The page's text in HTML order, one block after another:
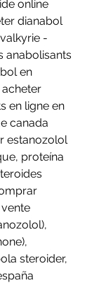
online
dianabol
-
anabolisants
en
en ligne en
canada
estanozolol
proteína
steroider,